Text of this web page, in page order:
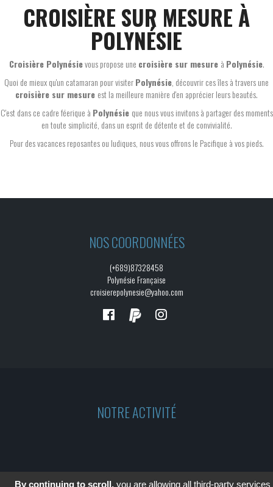
CROISIÈRE SUR MESURE À
POLYNÉSIE
Croisière Polynésievous propose une croisière sur mesure à Polynésie.
Quoi de mieux qu'un catamaran pour visiterPolynésie , découvrir ces îles à travers une
croisière sur mesure est la meilleure manière d'en apprécier leurs beautés.
C'est dans ce cadre féerique à Polynésie que nous vous invitons à partager des moments
en toute simplicité, dans un esprit de détente et de convivialité.
Pour des vacances reposantes ou ludiques, nous vous offrons le Pacifique à vos pieds.
NOS COORDONNÉES
(+689)87328458
Polynésie Française
croisierepolynesie@yahoo.com
NOTRE ACTIVITÉ
By continuing to scroll, you are allowing all third-party services